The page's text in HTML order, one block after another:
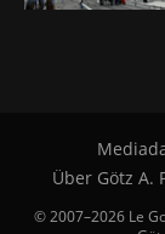
Über Götz A.
© 2007–2026 Le